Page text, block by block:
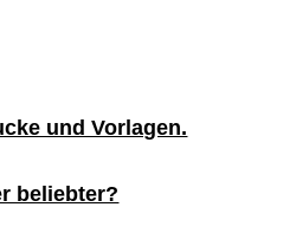
und Vorlagen.
beliebter?